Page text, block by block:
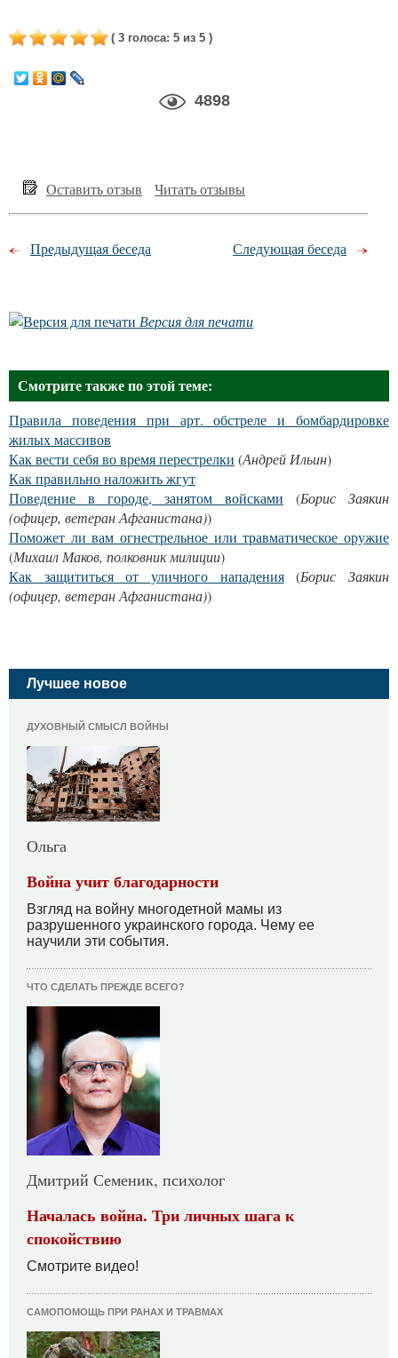
( 3 голоса: 5 из 5 )
4898
Оставить отзыв Читать отзывы
Предыдущая беседа Следующая беседа
Версия для печати
Смотрите также по этой теме:
Правила поведения при арт. обстреле и бомбардировке
жилых массивов
Как вести себя во время перестрелки (Андрей Ильин)
Как правильно наложить жгут
Поведение в городе, занятом войсками (Борис Заякин
(офицер, ветеран Афганистана))
Поможет ли вам огнестрельное или травматическое оружие
(Михаил Маков, полковник милиции)
Как защититься от уличного нападения(Борис Заякин
(офицер, ветеран Афганистана))
Лучшее новое
ДУХОВНЫЙ СМЫСЛ ВОЙНЫ
Ольга
Война учит благодарности
Взгляд на войну многодетной мамы из
разрушенного украинского города. Чему ее
научили эти события.
ЧТО СДЕЛАТЬ ПРЕЖДЕ ВСЕГО?
Дмитрий Семеник, психолог
Началась война. Три личных шага к
спокойствию
Смотрите видео!
САМОПОМОЩЬ ПРИ РАНАХ И ТРАВМАХ